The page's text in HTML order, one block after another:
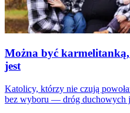
Można być
jest
Katolicy, którzy nie czują
bez wyboru — dróg duchowych